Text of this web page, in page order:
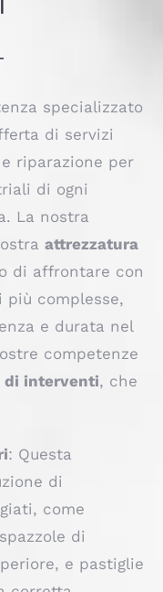
specializzato
di servizi
riparazione per
di ogni
La nostra
attrezzatura
di affrontare con
più complesse,
e durata nel
competenze
di interventi, che
: Questa
di
come
di
e pastiglie